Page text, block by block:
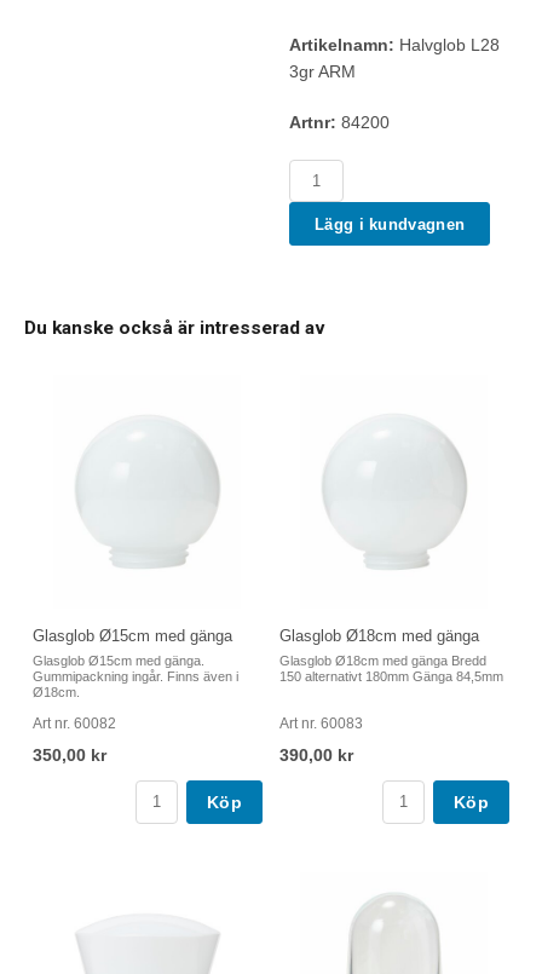
Artikelnamn: Halvglob L28
3gr ARM
Artnr: 84200
Lägg i kundvagnen
Du kanske också är intresserad av
Glasglob Ø15cm med gänga
Glasglob Ø15cm med gänga.
Gummipackning ingår. Finns även i
Ø18cm.
Art nr. 60082
350,00 kr
Köp
Glasglob Ø18cm med gänga
Glasglob Ø18cm med gänga Bredd
150 alternativt 180mm Gänga 84,5mm
Art nr. 60083
390,00 kr
Köp